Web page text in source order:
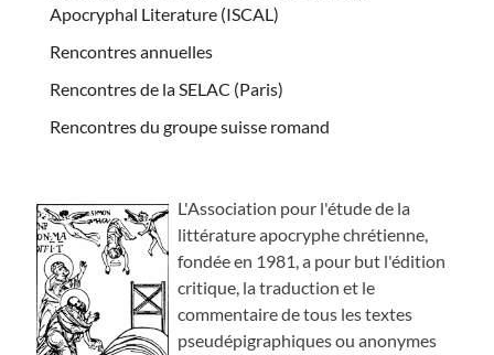
Apocryphal Literature (ISCAL)
Rencontres annuelles
Rencontres de la SELAC (Paris)
Rencontres du groupe suisse romand
L'Association pour l'étude de la
littérature apocryphe chrétienne,
fondée en 1981, a pour but l'édition
critique, la traduction et le
commentaire de tous les textes
pseudépigraphiques ou anonymes